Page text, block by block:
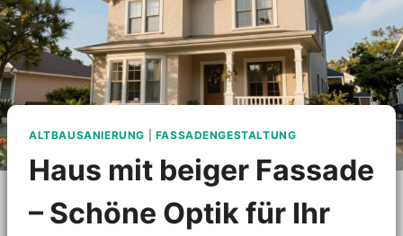
ALTBAUSANIERUNG FASSADENGESTALTUNG
Haus mit beiger Fassade
– Schöne Optik für Ihr